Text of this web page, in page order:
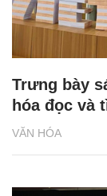
VĂN HÓA
Trưng bày
hóa đọc và